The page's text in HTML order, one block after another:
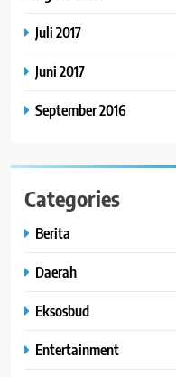
Juli 2017
Juni 2017
September 2016
Categories
Berita
Daerah
Eksosbud
Entertainment